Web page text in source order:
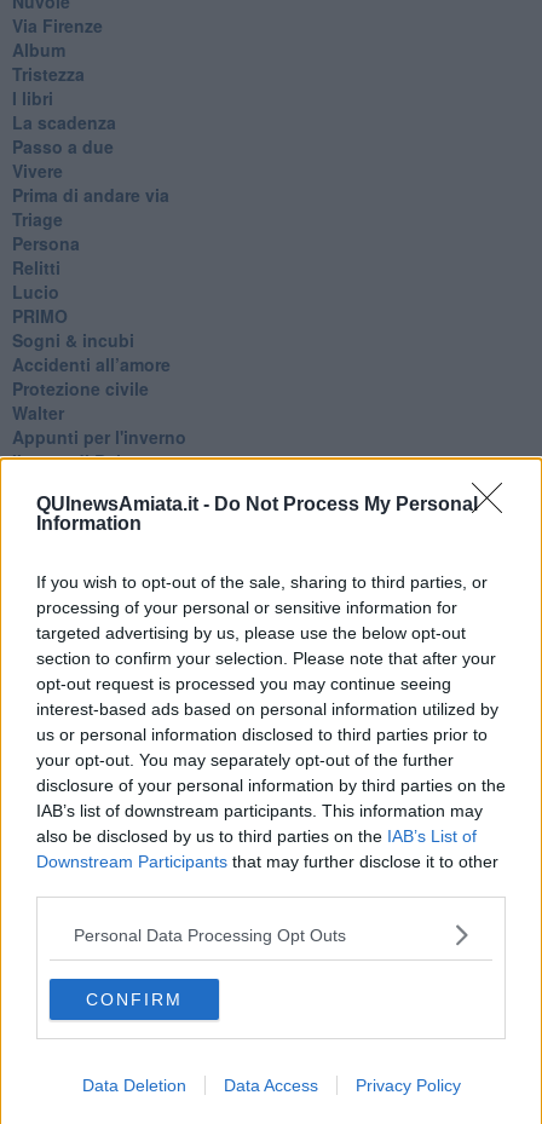
QUInewsAmiata.it - Do Not Process My Personal
Information
If you wish to opt-out of the sale, sharing to third parties, or
processing of your personal or sensitive information for
targeted advertising by us, please use the below opt-out
section to confirm your selection. Please note that after your
opt-out request is processed you may continue seeing
interest-based ads based on personal information utilized by
us or personal information disclosed to third parties prior to
your opt-out. You may separately opt-out of the further
disclosure of your personal information by third parties on the
IAB’s list of downstream participants. This information may
also be disclosed by us to third parties on the IAB’s List of
Downstream Participants that may further disclose it to other
Personal Data Processing Opt Outs
CONFIRM
Data Deletion Data Access Privacy Policy
Via Firenze
Album
Tristezza
I libri
La scadenza
Passo a due
Vivere
Prima di andare via
Triage
Persona
Relitti
Lucio
PRIMO
Sogni & incubi
Accidenti all’amore
Protezione civile
Walter
Appunti per l'inverno
Il muro di Baj
La tempesta e altro
Umani
Parole
Amarezza
Colpa & merito
Vento
​LA PANCHINA ROSSA Requiem per il Commissario
Ospedali del cuore
Coraçào
Il telefono del vento
Testamento & Commiato
Poeta
​La colpa - Memorie del commissario
Autunno
Gracias a la vida
Fly me to the moon
Hop!
O sonho de um prisioneiro
Memòrias
Sto qui
Bestiario